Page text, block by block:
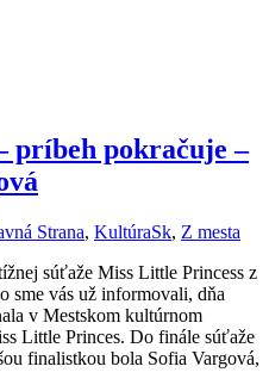
príbeh pokračuje –
Strana, KultúraSk, Z mesta
súťaže Miss Little Princess z
sme vás už informovali, dňa
v Mestskom kultúrnom
Little Princes. Do finále súťaže
finalistkou bola Sofia Vargová,